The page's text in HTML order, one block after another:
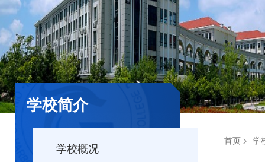
学校简介
学校概况
首页 学